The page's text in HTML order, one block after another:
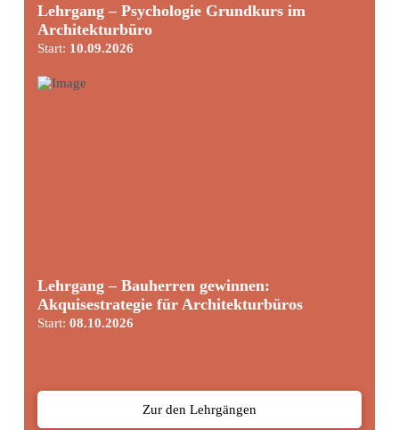
Lehrgang – Psychologie Grundkurs im
Architekturbüro
Start: 10.09.2026
Lehrgang – Bauherren gewinnen:
Akquisestrategie für Architekturbüros
Start: 08.10.2026
Zur den Lehrgängen